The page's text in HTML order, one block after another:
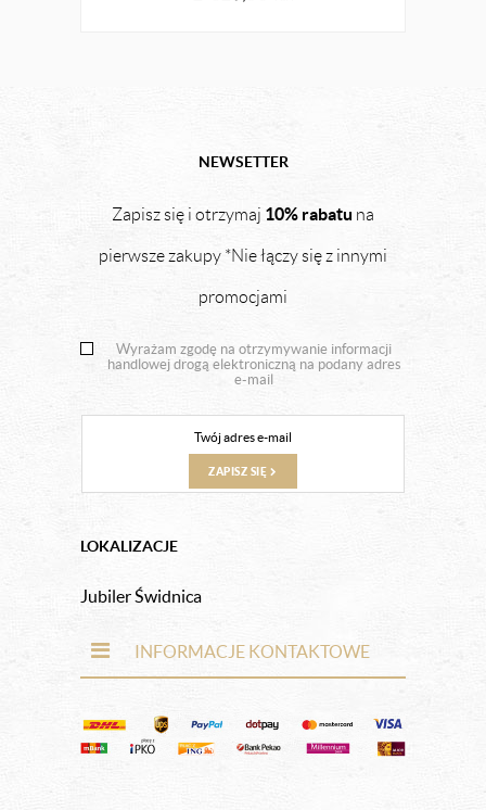
NEWSETTER
Zapisz się i otrzymaj 10% rabatu na
pierwsze zakupy *Nie łączy się z innymi
promocjami
Wyrażam zgodę na otrzymywanie informacji
handlowej drogą elektroniczną na podany adres
e-mail
ZAPISZ SIĘ
LOKALIZACJE
Jubiler Świdnica
INFORMACJE KONTAKTOWE